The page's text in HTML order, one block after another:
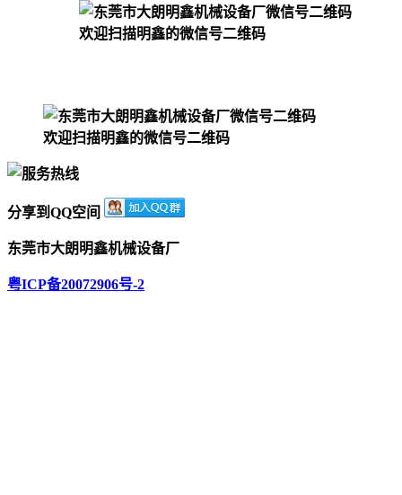
欢迎扫描明鑫的微信号二维码
欢迎扫描明鑫的微信号二维码
分享到QQ空间
东莞市大朗明鑫机械设备厂
粤ICP备20072906号-2